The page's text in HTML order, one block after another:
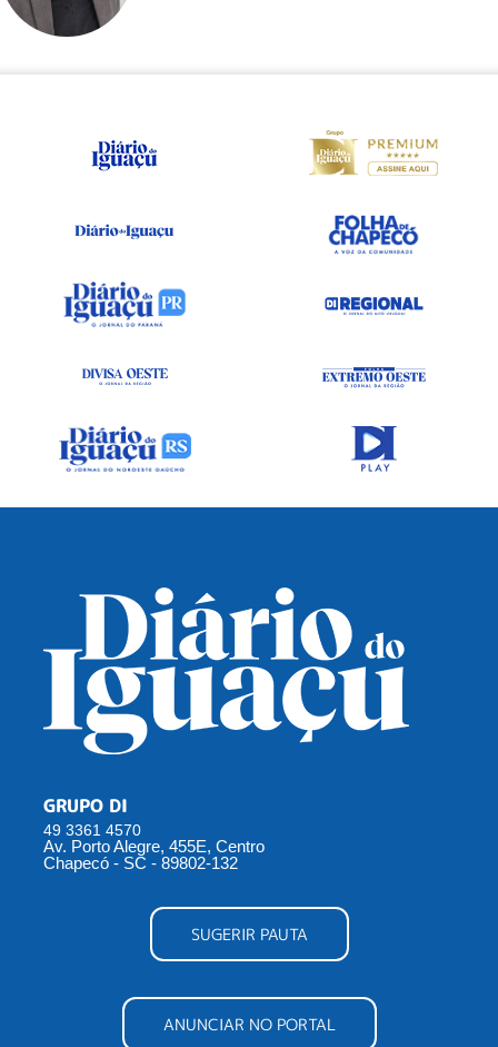
GRUPO DI
49 3361 4570
Av. Porto Alegre, 455E, Centro
Chapecó - SC - 89802-132
SUGERIR PAUTA
ANUNCIAR NO PORTAL